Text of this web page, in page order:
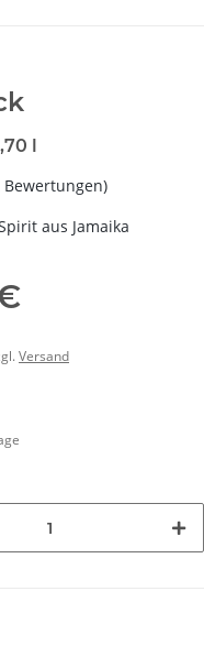
l
Bewertungen)
aus Jamaika
Versand